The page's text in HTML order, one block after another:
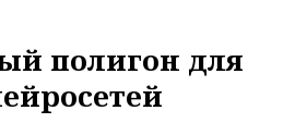
полигон для